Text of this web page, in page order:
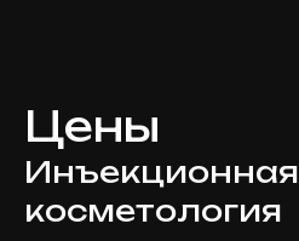
Цены
Инъекционная
косметология